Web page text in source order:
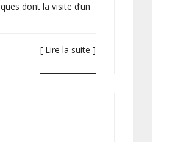
dont la visite d’un
[ Lire la suite ]